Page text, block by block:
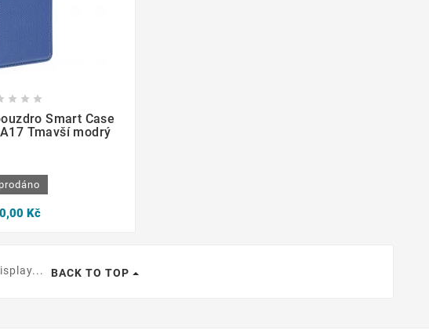
  
Smart Case
Tmavší modrý
Kč
BACK TO TOP